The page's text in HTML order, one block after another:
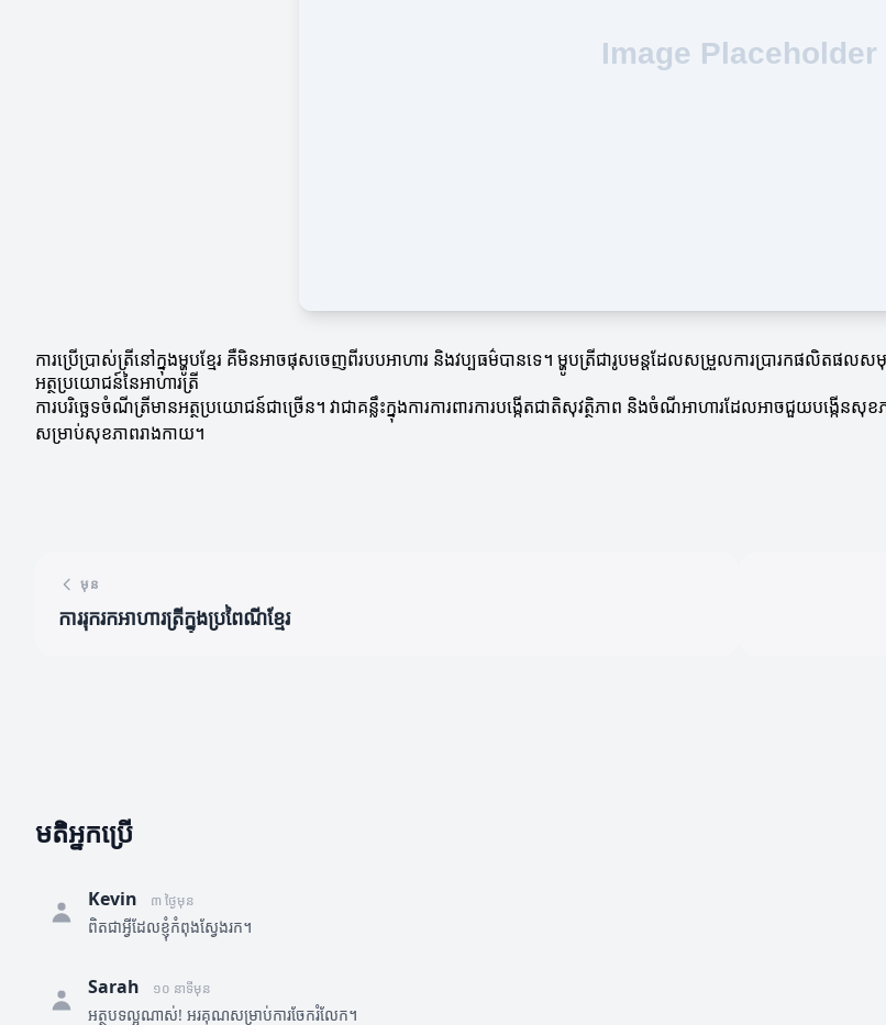
ការប្រើប្រាស់ត្រីនៅក្នុងម្ហូបខ្មែរ គឺមិនអាចផុសចេញពីរបបអាហារ និងវប្បធម៌បានទេ។ ម្ហូបត្រីជារូបមន្តដែលសម្រួលការប្រារកផលិតផលសមុទ្
អត្ថប្រយោជន៍នៃអាហារត្រី
ការបរិច្ឆេទចំណីត្រីមានអត្ថប្រយោជន៍ជាច្រើន។ វាជាគន្លឹះក្នុងការការពារការបង្កើតជាតិសុវត្ថិភាព និងចំណីអាហារដែលអាចជួយបង្
សម្រាប់សុខភាពរាងកាយ។
មុន
ការរុករកអាហារត្រីក្នុងប្រពៃណីខ្មែរ
មតិអ្នកប្រើ
Kevin ៣ ថ្ងៃមុន
ពិតជាអ្វីដែលខ្ញុំកំពុងស្វែងរក។
Sarah ១០ នាទីមុន
អត្ថបទល្អណាស់! អរគុណសម្រាប់ការចែករំលែក។